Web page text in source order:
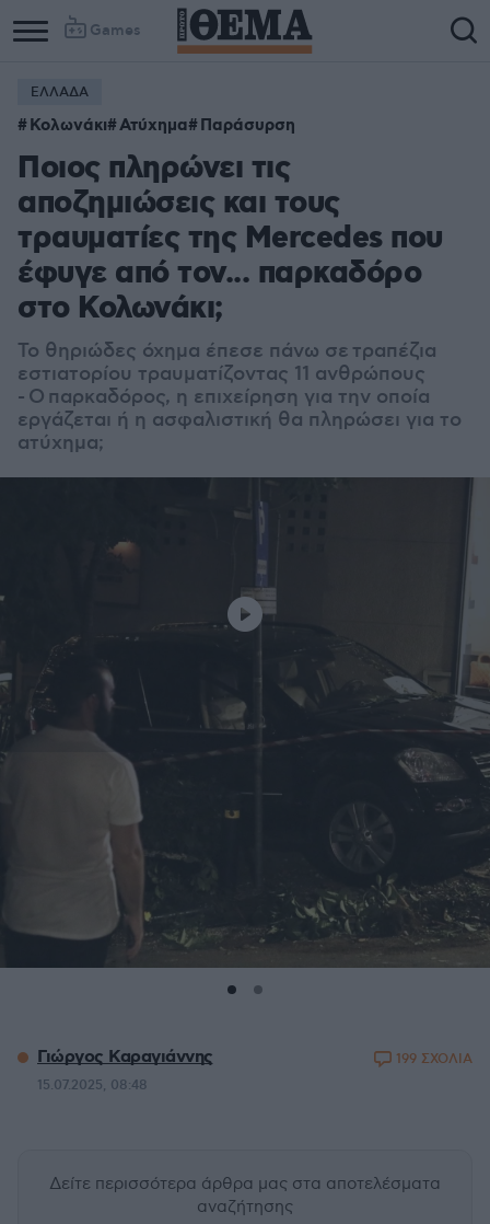
Games
ΕΛΛΑΔΑ
Κολωνάκι Ατύχημα Παράσυρση
Ποιος πληρώνει τις
αποζημιώσεις και τους
τραυματίες της Mercedes που
έφυγε από τον... παρκαδόρο
στο Κολωνάκι;
Το θηριώδες όχημα έπεσε πάνω σε τραπέζια
εστιατορίου τραυματίζοντας 11 ανθρώπους
- Ο παρκαδόρος, η επιχείρηση για την οποία
εργάζεται ή η ασφαλιστική θα πληρώσει για το
ατύχημα;
Γιώργος Καραγιάννης
15.07.2025, 08:48
199 ΣΧΟΛΙΑ
Δείτε περισσότερα άρθρα μας στα αποτελέσματα
αναζήτησης